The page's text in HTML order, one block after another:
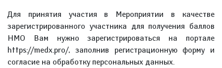
Для принятия участия в Мероприятии в качестве
зарегистрированного участника для получения баллов
НМО Вам нужно зарегистрироваться на портале
https://medx.pro/, заполнив регистрационную форму и
согласие на обработку персональных данных.